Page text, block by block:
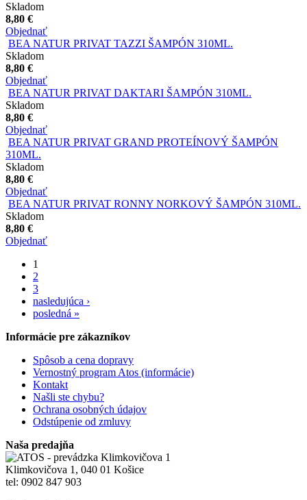
Skladom
8,80 €
Objednať
BEA NATUR PRIVAT TAZZI ŠAMPÓN 310ML.
Skladom
8,80 €
Objednať
BEA NATUR PRIVAT DAKTARI ŠAMPÓN 310ML.
Skladom
8,80 €
Objednať
BEA NATUR PRIVAT GRAND PROTEÍNOVÝ ŠAMPÓN
310ML.
Skladom
8,80 €
Objednať
BEA NATUR PRIVAT RONNY NORKOVÝ ŠAMPÓN 310ML.
Skladom
8,80 €
Objednať
Stránky
1
2
3
nasledujúca ›
posledná »
Informácie pre zákazníkov
Spôsob a cena dopravy
Vernostný program Atos (informácie)
Kontakt
Našli ste chybu?
Ochrana osobných údajov
Odstúpenie od zmluvy
Naša predajňa
Klimkovičova 1, 040 01 Košice
tel: 0902 847 903